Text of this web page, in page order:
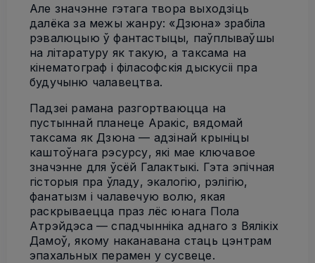
Але значэнне гэтага твора выходзіць
далёка за межы жанру: «Дзюна» зрабіла
рэвалюцыю ў фантастыцы, паўплываўшы
на літаратуру як такую, а таксама на
кінематограф і філасофскія дыскусіі пра
будучыню чалавецтва.
Падзеі рамана разгортваюцца на
пустыннай планеце Аракіс, вядомай
таксама як Дзюна — адзінай крыніцы
каштоўнага рэсурсу, які мае ключавое
значэнне для ўсёй Галактыкі. Гэта эпічная
гісторыя пра ўладу, экалогію, рэлігію,
фанатызм і чалавечую волю, якая
раскрываецца праз лёс юнага Пола
Атрэйдэса — спадчынніка аднаго з Вялікіх
Дамоў, якому наканавана стаць цэнтрам
эпахальных перамен у сусвеце.